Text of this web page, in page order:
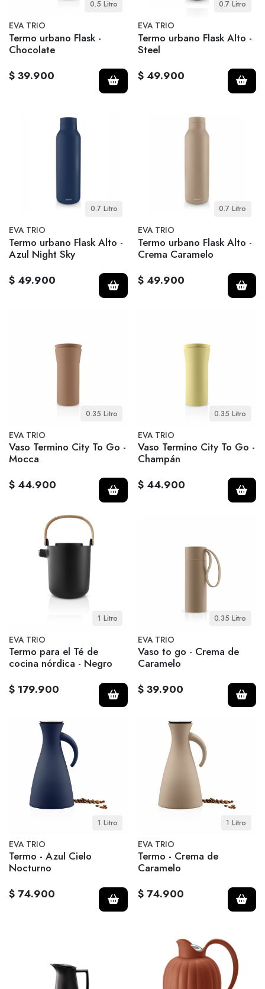
0.5 Litro
EVA TRIO
Termo urbano Flask -
Chocolate
$ 39.900
0.7 Litro
EVA TRIO
Termo urbano Flask Alto -
Steel
$ 49.900
0.7 Litro
EVA TRIO
Termo urbano Flask Alto -
Azul Night Sky
$ 49.900
0.7 Litro
EVA TRIO
Termo urbano Flask Alto -
Crema Caramelo
$ 49.900
0.35 Litro
EVA TRIO
Vaso Termino City To Go -
Mocca
$ 44.900
0.35 Litro
EVA TRIO
Vaso Termino City To Go -
Champán
$ 44.900
1 Litro
EVA TRIO
Termo para el Té de
cocina nórdica - Negro
$ 179.900
0.35 Litro
EVA TRIO
Vaso to go - Crema de
Caramelo
$ 39.900
1 Litro
EVA TRIO
Termo - Azul Cielo
Nocturno
$ 74.900
1 Litro
EVA TRIO
Termo - Crema de
Caramelo
$ 74.900